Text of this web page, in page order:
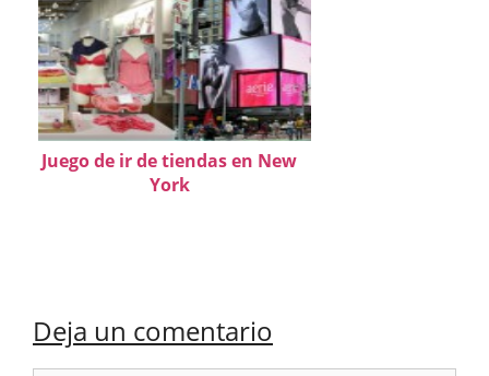
Juego de ir de tiendas en New
York
Deja un comentario